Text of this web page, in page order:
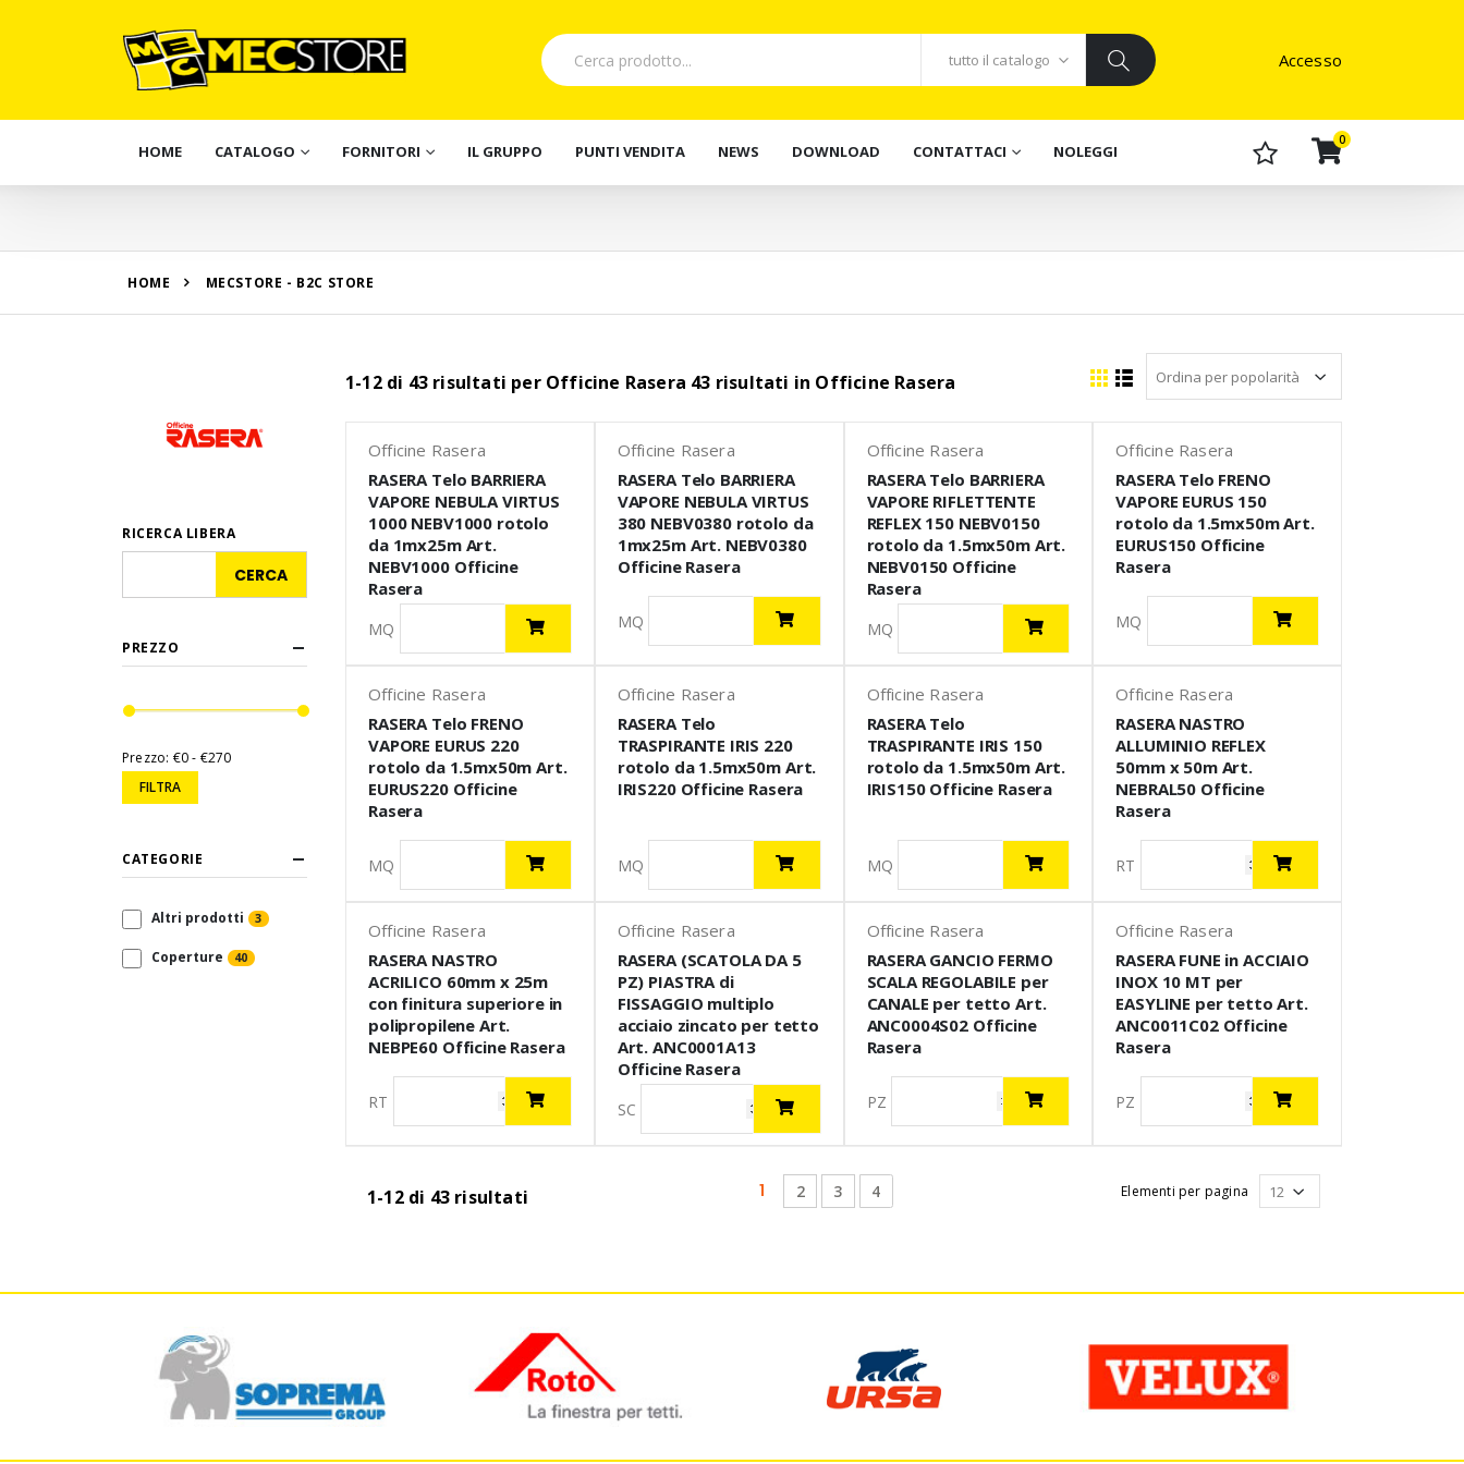
Accesso
HOME CATALOGO FORNITORI IL GRUPPO PUNTI VENDITA NEWS DOWNLOAD CONTATTACI NOLEGGI
0
HOME MECSTORE - B2C STORE
1-12 di 43 risultati per Officine Rasera 43 risultati in Officine Rasera
Officine Rasera
RASERA Telo BARRIERA
VAPORE NEBULA VIRTUS
1000 NEBV1000 rotolo
da 1mx25m Art.
NEBV1000 Officine
Rasera
MQ
Officine Rasera
RASERA Telo BARRIERA
VAPORE NEBULA VIRTUS
380 NEBV0380 rotolo da
1mx25m Art. NEBV0380
Officine Rasera
MQ
Officine Rasera
RASERA Telo BARRIERA
VAPORE RIFLETTENTE
REFLEX 150 NEBV0150
rotolo da 1.5mx50m Art.
NEBV0150 Officine
Rasera
MQ
Officine Rasera
RASERA Telo FRENO
VAPORE EURUS 150
rotolo da 1.5mx50m Art.
EURUS150 Officine
Rasera
MQ
Officine Rasera
RASERA Telo FRENO
VAPORE EURUS 220
rotolo da 1.5mx50m Art.
EURUS220 Officine
Rasera
MQ
Officine Rasera
RASERA Telo
TRASPIRANTE IRIS 220
rotolo da 1.5mx50m Art.
IRIS220 Officine Rasera
MQ
Officine Rasera
RASERA Telo
TRASPIRANTE IRIS 150
rotolo da 1.5mx50m Art.
IRIS150 Officine Rasera
MQ
Officine Rasera
RASERA NASTRO
ALLUMINIO REFLEX
50mm x 50m Art.
NEBRAL50 Officine
Rasera
RT
Officine Rasera
RASERA NASTRO
ACRILICO 60mm x 25m
con finitura superiore in
polipropilene Art.
NEBPE60 Officine Rasera
RT
Officine Rasera
RASERA (SCATOLA DA 5
PZ) PIASTRA di
FISSAGGIO multiplo
acciaio zincato per tetto
Art. ANC0001A13
Officine Rasera
SC
Officine Rasera
RASERA GANCIO FERMO
SCALA REGOLABILE per
CANALE per tetto Art.
ANC0004S02 Officine
Rasera
PZ
Officine Rasera
RASERA FUNE in ACCIAIO
INOX 10 MT per
EASYLINE per tetto Art.
ANC0011C02 Officine
Rasera
PZ
1-12 di 43 risultati 1 (current)
2 3 4 Elementi per pagina
RICERCA LIBERA
PREZZO
Prezzo: €0 - €270
FILTRA
CATEGORIE
Altri prodotti 3
Coperture 40